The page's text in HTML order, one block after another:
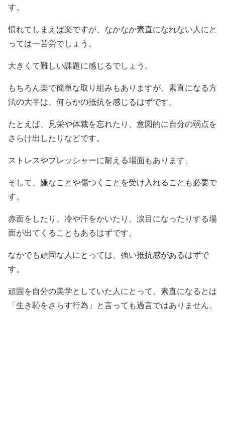
す。
慣れてしまえば楽ですが、なかなか素直になれない人にと
っては一苦労でしょう。
大きくて難しい課題に感じるでしょう。
もちろん楽で簡単な取り組みもありますが、素直になる方
法の大半は、何らかの抵抗を感じるはずです。
たとえば、見栄や体裁を忘れたり、意図的に自分の弱点を
さらけ出したりなどです。
ストレスやプレッシャーに耐える場面もあります。
そして、嫌なことや傷つくことを受け入れることも必要で
す。
赤面をしたり、冷や汗をかいたり、涙目になったりする場
面が出てくることもあるはずです。
なかでも頑固な人にとっては、強い抵抗感があるはずで
す。
頑固を自分の美学としていた人にとって、素直になるとは
「生き恥をさらす行為」と言っても過言ではありません。